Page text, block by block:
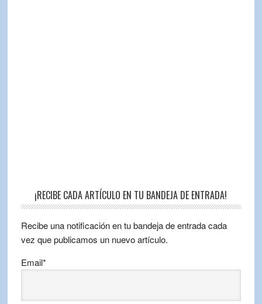
¡RECIBE CADA ARTÍCULO EN TU BANDEJA DE ENTRADA!
Recibe una notificación en tu bandeja de entrada cada
vez que publicamos un nuevo artículo.
Email*